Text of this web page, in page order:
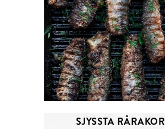
SJYSSTA RÅRAKOR